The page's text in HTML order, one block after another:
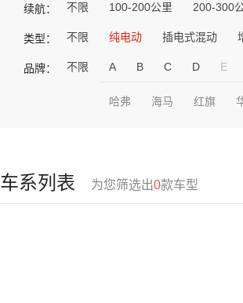
续航： 不限 100-200公里 200-300
类型： 不限 纯电动 插电式混动
品牌： 不限 A B C D E
哈弗 海马 红旗
车系列表 为您筛选出0款车型